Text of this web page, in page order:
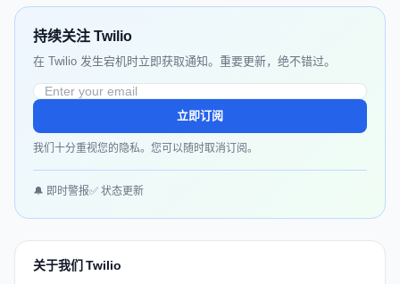
持续关注 Twilio
在 Twilio 发生宕机时立即获取通知。重要更新，绝不错过。
立即订阅
我们十分重视您的隐私。您可以随时取消订阅。
🔔 即时警报✅ 状态更新
关于我们 Twilio